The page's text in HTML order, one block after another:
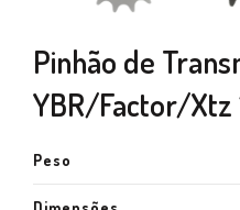
Pinhão de
YBR/Factor/Xtz
Peso